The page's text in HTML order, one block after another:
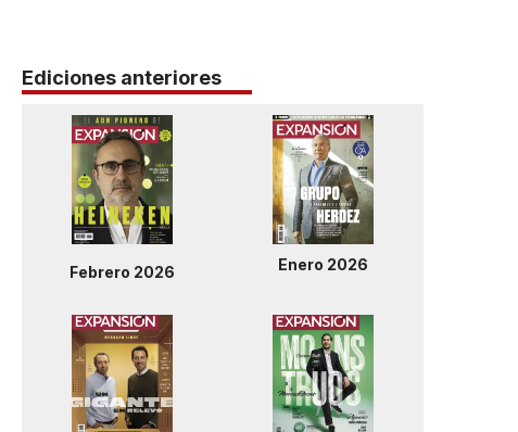
Ediciones anteriores
Febrero 2026 Enero 2026